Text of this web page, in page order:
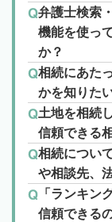
弁護士検索
機能を使っ
か？
相続にあた
かを知りた
土地を相続
信頼できる
相続につい
や相談先、
「ランキン
信頼できる